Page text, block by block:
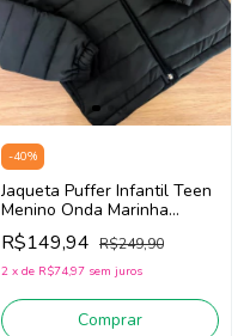
-40%
Jaqueta Puffer Infantil Teen
Menino Onda Marinha
1261113 (Preto)
R$149,94 R$249,90
2 x de R$74,97 sem juros
Comprar